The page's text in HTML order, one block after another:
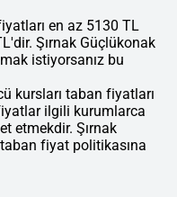
en az 5130 TL
Şırnak Güçlükonak
istiyorsanız bu
kursları taban fiyatları
ilgili kurumlarca
etmekdir. Şırnak
fiyat politikasına